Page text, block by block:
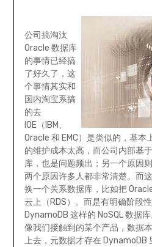
公司搞淘汰
Oracle 数据库
的事情已经搞
了好久了，这
个事情其实和
国内淘宝系搞
的去
IOE（IBM、
Oracle 和 EMC）是类似的，基本
的维护成本太高，而公司内部基
库，也是问题频出；另一个原因
两个原因许多人都非常清楚。而
换一个关系数据库，比如把
云上（RDS）。而是有明确阶段
DynamoDB 这样的 NoSQL 数据
像我们接触到的某个产品，数据
上去，元数据才存在 DynamoDB